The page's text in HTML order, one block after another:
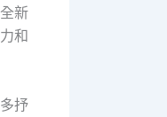
新
和
抒